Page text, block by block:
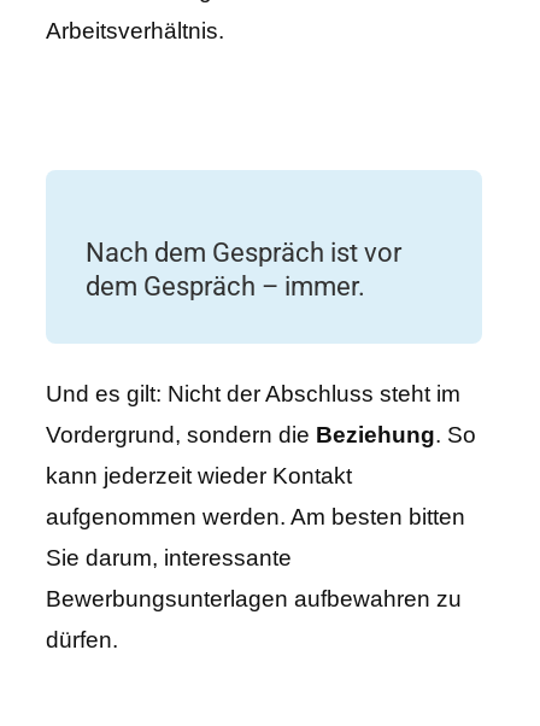
Arbeitsverhältnis.
Nach dem Gespräch ist vor
dem Gespräch – immer.
Und es gilt: Nicht der Abschluss steht im
Vordergrund, sondern die Beziehung. So
kann jederzeit wieder Kontakt
aufgenommen werden. Am besten bitten
Sie darum, interessante
Bewerbungsunterlagen aufbewahren zu
dürfen.